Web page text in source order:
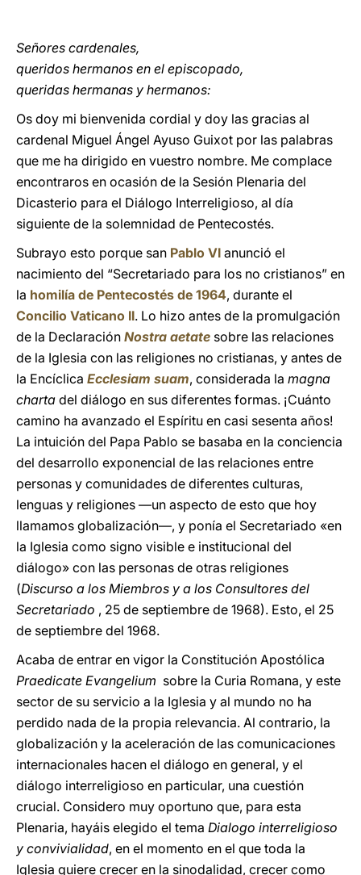
Señores cardenales,
queridos hermanos en el episcopado,
queridas hermanas y hermanos:
Os doy mi bienvenida cordial y doy las gracias al
cardenal Miguel Ángel Ayuso Guixot por las palabras
que me ha dirigido en vuestro nombre. Me complace
encontraros en ocasión de la Sesión Plenaria del
Dicasterio para el Diálogo Interreligioso, al día
siguiente de la solemnidad de Pentecostés.
Subrayo esto porque san Pablo VI anunció el
nacimiento del “Secretariado para los no cristianos” en
la homilía de Pentecostés de 1964, durante el
Concilio Vaticano II. Lo hizo antes de la promulgación
de la Declaración Nostra aetate sobre las relaciones
de la Iglesia con las religiones no cristianas, y antes de
la Encíclica Ecclesiam suam, considerada la magna
charta del diálogo en sus diferentes formas. ¡Cuánto
camino ha avanzado el Espíritu en casi sesenta años!
La intuición del Papa Pablo se basaba en la conciencia
del desarrollo exponencial de las relaciones entre
personas y comunidades de diferentes culturas,
lenguas y religiones —un aspecto de esto que hoy
llamamos globalización—, y ponía el Secretariado «en
la Iglesia como signo visible e institucional del
diálogo» con las personas de otras religiones
(Discurso a los Miembros y a los Consultores del
Secretariado , 25 de septiembre de 1968). Esto, el 25
de septiembre del 1968.
Acaba de entrar en vigor la Constitución Apostólica
Praedicate Evangelium sobre la Curia Romana, y este
sector de su servicio a la Iglesia y al mundo no ha
perdido nada de la propia relevancia. Al contrario, la
globalización y la aceleración de las comunicaciones
internacionales hacen el diálogo en general, y el
diálogo interreligioso en particular, una cuestión
crucial. Considero muy oportuno que, para esta
Plenaria, hayáis elegido el tema Dialogo interreligioso
y convivialidad, en el momento en el que toda la
Iglesia quiere crecer en la sinodalidad, crecer como